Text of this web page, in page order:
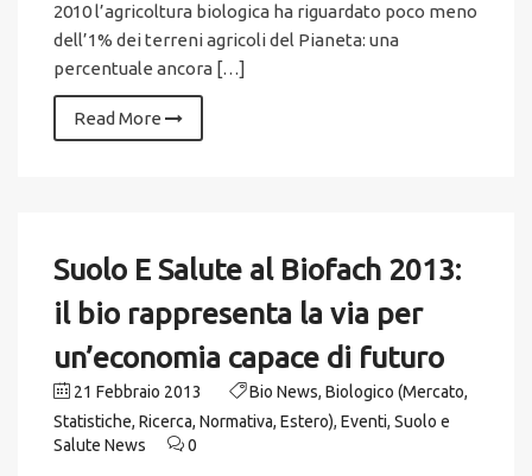
2010 l’agricoltura biologica ha riguardato poco meno
dell’1% dei terreni agricoli del Pianeta: una
percentuale ancora […]
Read More
Suolo E Salute al Biofach 2013:
il bio rappresenta la via per
un’economia capace di futuro
21 Febbraio 2013 Bio News, Biologico (Mercato,
Statistiche, Ricerca, Normativa, Estero), Eventi, Suolo e
Salute News
0